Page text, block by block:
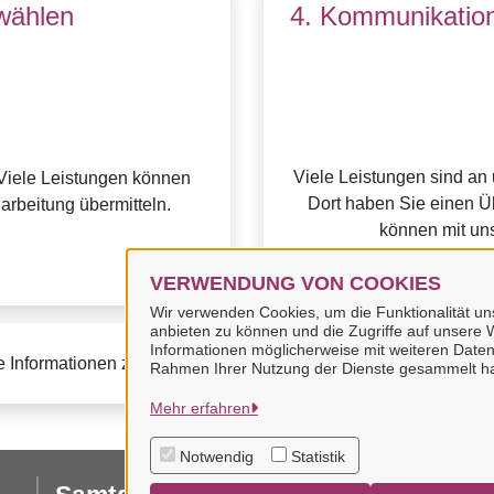
VERWENDUNG VON COOKIES
Wir verwenden Cookies, um die Funktionalität
anbieten zu können und die Zugriffe auf unsere
Informationen möglicherweise mit weiteren
Rahmen Ihrer Nutzung der Dienste gesammelt
Mehr erfahren
Notwendig Statistik
Leistungen können
übermitteln.
4.
Viele Leistungen sind an
Dort haben Sie einen
können mit
Informationen zur BundID finden Sie auf derFAQ-Seite des